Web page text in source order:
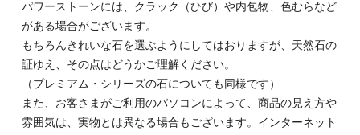
パワーストーンには、クラック（ひび）や内包物、色むらなど
がある場合がございます。
もちろんきれいな石を選ぶようにしてはおりますが、天然石の
証ゆえ、その点はどうかご理解ください。
（プレミアム・シリーズの石についても同様です）
また、お客さまがご利用のパソコンによって、商品の見え方や
雰囲気は、実物とは異なる場合もございます。インターネット